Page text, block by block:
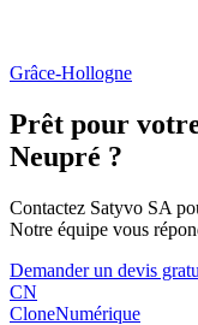
Grâce-Hollogne
Prêt pour
Neupré ?
Contactez Satyvo SA
Notre équipe vous
Demander un devis
CN
CloneNumérique